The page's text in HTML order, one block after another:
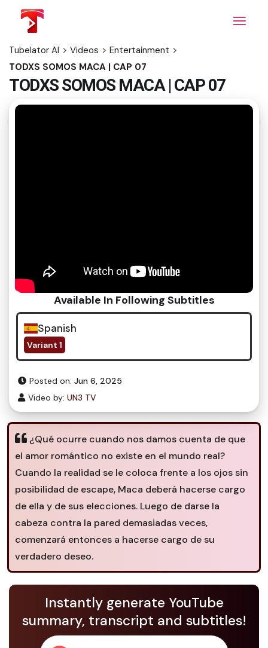
content
Tubelator AI > Videos > Entertainment >
TODXS SOMOS MACA | CAP 07
TODXS SOMOS MACA | CAP 07
Available In Following Subtitles
Spanish
Variant 1
Posted on: Jun 6, 2025
Video by: UN3 TV
¿Qué ocurre cuando nos damos cuenta de que
el amor romántico no existe en el mundo real?
Cuando la realidad se le coloca frente a los ojos sin
posibilidad de escape, Maca deberá hacerse cargo
de ella y de sus elecciones. Luego de darse la
cabeza contra la pared demasiadas veces,
comenzará entonces a hacerse cargo de su
verdadero deseo.
Instantly generate YouTube
summary, transcript and subtitles!